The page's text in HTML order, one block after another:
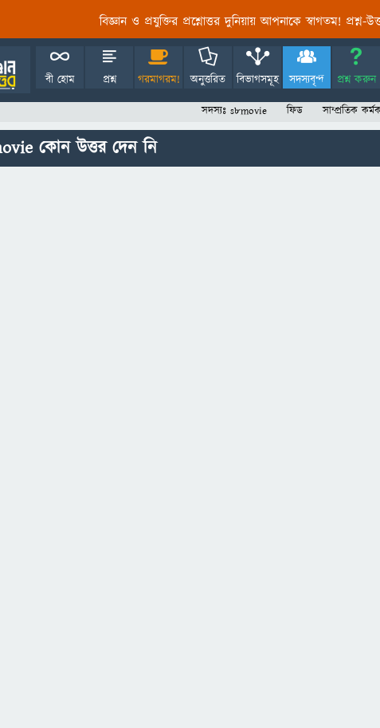
বিজ্ঞান ও প্রযুক্তির প্রশ্নোত্তর দুনিয়ায় আপনাকে স্বাগতম! প্রশ্ন-
বী হোম প্রশ্ন গরমাগরম! অনুত্তরিত বিভাগসমূহ সদস্যবৃন্দ প্রশ্ন করুন
সদস্যঃ s8movie ফিড সাম্প্রতিক
কোন উত্তর দেন নি